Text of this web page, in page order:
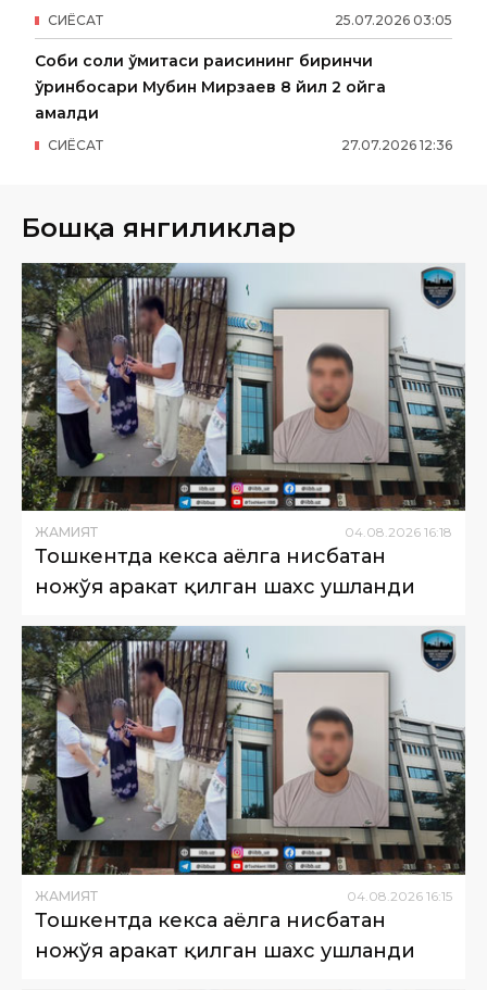
25.07.2026 03:05
СИËСАТ
Собиқ солиқ қўмитаси раисининг биринчи
ўринбосари Мубин Мирзаев 8 йил 2 ойга
қамалди
27.07.2026 12:36
СИËСАТ
Бошқа янгиликлар
ЖАМИЯТ 04.08.2026 16:18
Тошкентда кекса аёлга нисбатан
ножўя ҳаракат қилган шахс ушланди
ЖАМИЯТ 04 08 2026 16:15
Тошкентда кекса аёлга нисбатан
ножўя ҳаракат қилган шахс ушланди